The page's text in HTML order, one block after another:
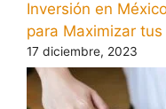
Inversión en
para Maximizar tus
17 diciembre, 2023